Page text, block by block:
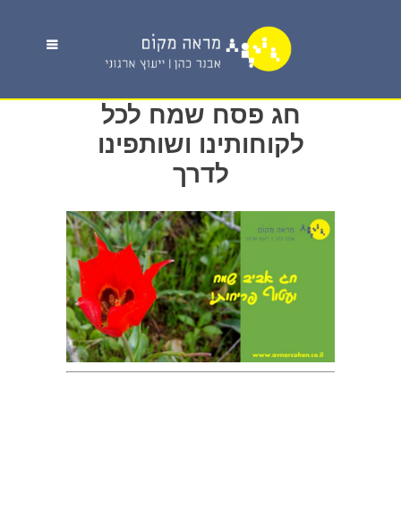
חג פסח שמח לכל
לקוחותינו ושותפינו
לדרך